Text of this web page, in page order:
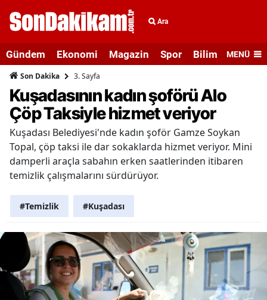
Ara
Gündem Ekonomi Magazin Spor Bilim veMENÜ
Son Dakika 3. Sayfa
Kuşadasının kadın şoförü Alo
Çöp Taksiyle hizmet veriyor
Kuşadası Belediyesi'nde kadın şoför Gamze Soykan
Topal, çöp taksi ile dar sokaklarda hizmet veriyor. Mini
damperli araçla sabahın erken saatlerinden itibaren
temizlik çalışmalarını sürdürüyor.
#Temizlik #Kuşadası